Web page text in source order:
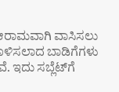
ವಾಸಿಸಲು
ಬಾಡಿಗೆಗಳು
ಇದು ಸಬ್ಲೆಟ್‌ಗೆ